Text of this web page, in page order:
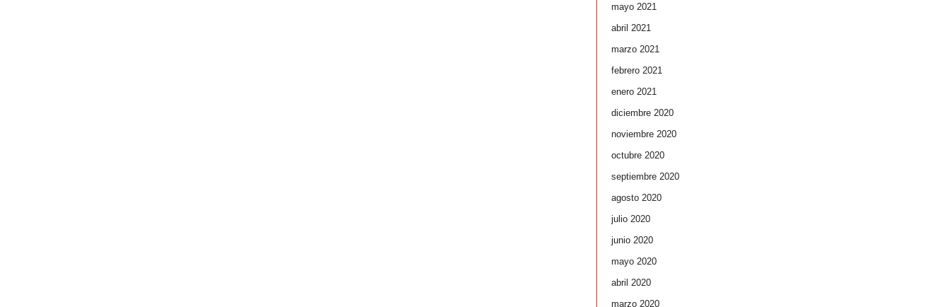
mayo 2021
abril 2021
marzo 2021
febrero 2021
enero 2021
diciembre 2020
noviembre 2020
octubre 2020
septiembre 2020
agosto 2020
julio 2020
junio 2020
mayo 2020
abril 2020
marzo 2020